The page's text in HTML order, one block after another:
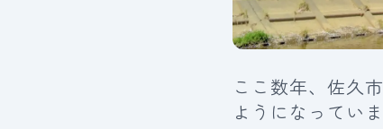
ここ数年、佐久
ようになっていま